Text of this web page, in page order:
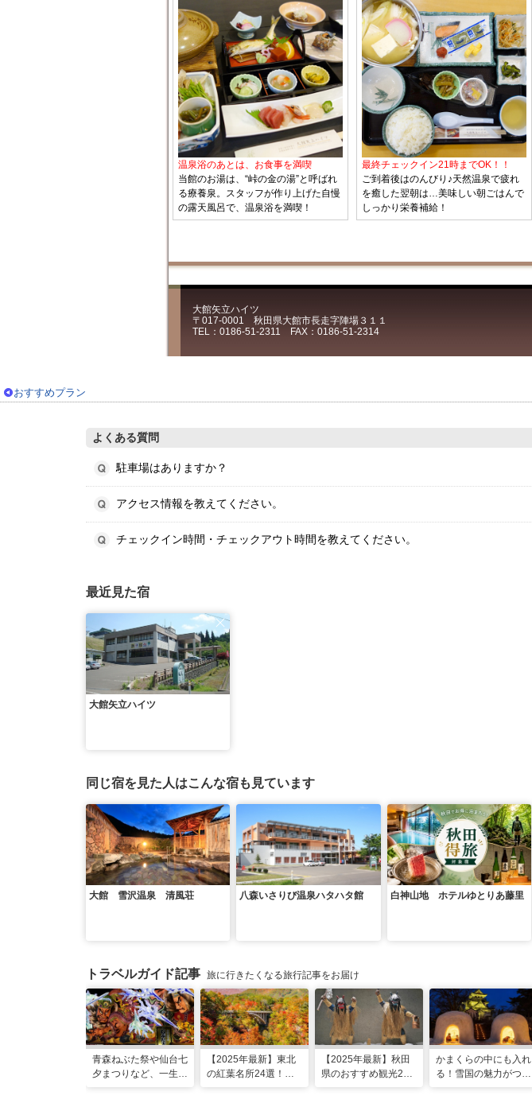
温泉浴のあとは、お食事を満喫
当館のお湯は、“峠の金の湯”と呼ばれ
る療養泉。スタッフが作り上げた自慢
の露天風呂で、温泉浴を満喫！
最終チェックイン21時までOK！！
ご到着後はのんびり♪天然温泉で疲れ
を癒した翌朝は…美味しい朝ごはんで
しっかり栄養補給！
大館矢立ハイツ
〒017-0001 秋田県大館市長走字陣場３１１
TEL：0186-51-2311 FAX：0186-51-2314
おすすめプラン
よくある質問
駐車場はありますか？
アクセス情報を教えてください。
チェックイン時間・チェックアウト時間を教えてください。
最近見た宿
大館矢立ハイツ
同じ宿を見た人はこんな宿も見ています
大館 雪沢温泉 清風荘 八森いさりび温泉ハタハタ館 白神山地 ホテルゆとりあ藤里
トラベルガイド記事 旅に行きたくなる旅行記事をお届け
青森ねぶた祭や仙台七
夕まつりなど、一生に
【2025年最新】東北
の紅葉名所24選！見
【2025年最新】秋田
県のおすすめ観光28
かまくらの中にも入れ
る！雪国の魅力がつま